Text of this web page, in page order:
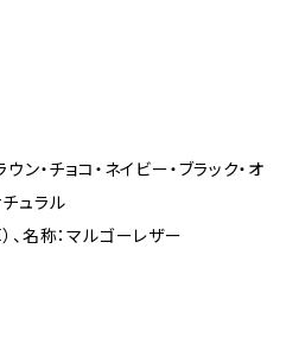
ン・チョコ・ネイビー・ブラック・オ
チュラル
、名称：マルゴーレザー